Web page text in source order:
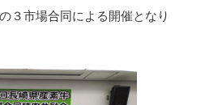
３市場合同による開催となり